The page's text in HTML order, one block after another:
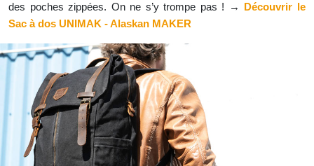
des poches zippées. On ne s’y trompe pas ! → Découvrir le
Sac à dos UNIMAK - Alaskan MAKER